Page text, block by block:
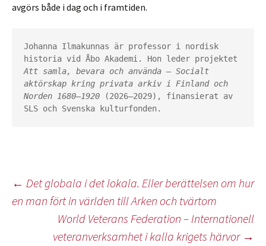
avgörs både i dag och i framtiden.
Johanna Ilmakunnas är professor i nordisk
Att samla, bevara och använda – Socialt
aktörskap kring privata arkiv i Finland och
Norden 1680–1920 (2026–2029), finansierat av
SLS och Svenska kulturfonden.
Inläggsnavigering
← Det globala i det lokala. Eller berättelsen om hur
en man fört in världen till Arken och tvärtom
World Veterans Federation – Internationell
veteranverksamhet i kalla krigets härvor →